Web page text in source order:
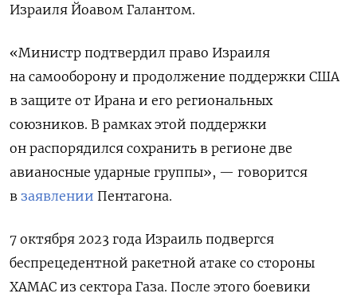
Израиля Йоавом Галантом.
«Министр подтвердил право Израиля
на самооборону и продолжение поддержки США
в защите от Ирана и его региональных
союзников. В рамках этой поддержки
он распорядился сохранить в регионе две
авианосные ударные группы», — говорится
в заявлении Пентагона.
7 октября 2023 года Израиль подвергся
беспрецедентной ракетной атаке со стороны
ХАМАС из сектора Газа. После этого боевики